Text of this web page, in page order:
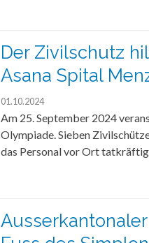
Der Zivilschutz
Asana Spital
01.10.2024
Am 25. September 2024
Olympiade. Sieben
das Personal vor Ort tatkräftig.